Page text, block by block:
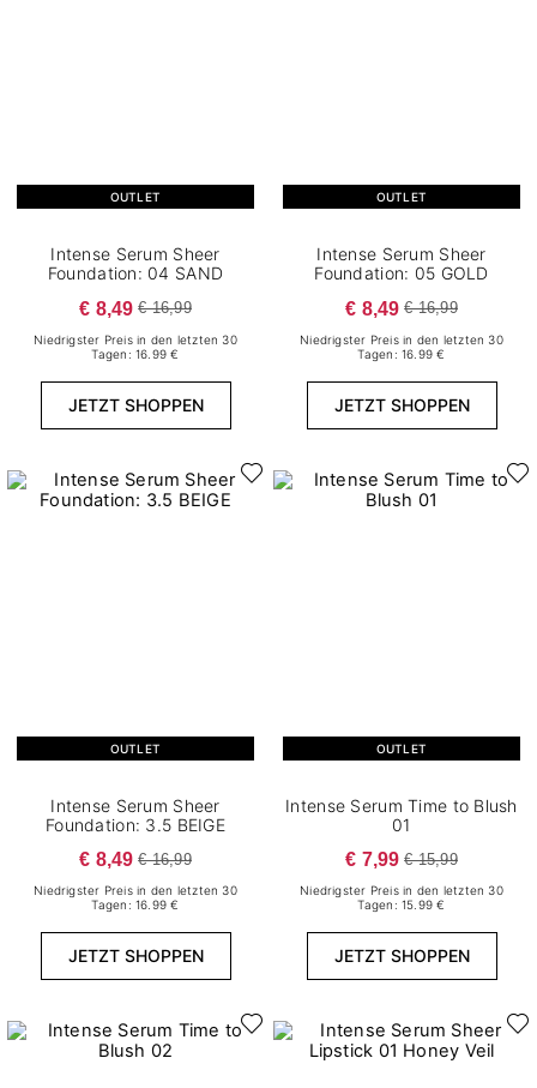
OUTLET
Intense Serum Sheer
Foundation: 04 SAND
€ 8,49 € 16,99
Niedrigster Preis in den letzten 30
Tagen: 16.99 €
JETZT SHOPPEN
OUTLET
Intense Serum Sheer
Foundation: 05 GOLD
€ 8,49 € 16,99
Niedrigster Preis in den letzten 30
Tagen: 16.99 €
JETZT SHOPPEN
OUTLET
Intense Serum Sheer
Foundation: 3.5 BEIGE
€ 8,49 € 16,99
Niedrigster Preis in den letzten 30
Tagen: 16.99 €
JETZT SHOPPEN
OUTLET
Intense Serum Time to Blush
01
€ 7,99 € 15,99
Niedrigster Preis in den letzten 30
Tagen: 15.99 €
JETZT SHOPPEN